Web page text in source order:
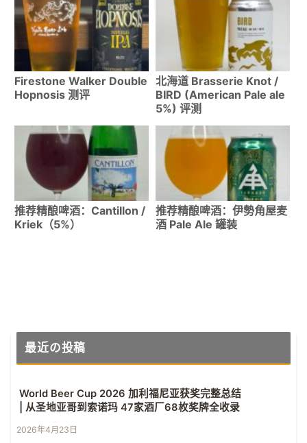
Firestone Walker Double
Hopnosis 测评
北海道 Brasserie Knot /
BIRD (American Pale ale
5%) 评测
推荐精酿啤酒：Cantillon /
Kriek（5%）
推荐精酿啤酒：伊勢角屋麦
酒 Pale Ale 罐装
最近の投稿
World Beer Cup 2026 加利福尼亚获奖完整总结
| 从圣地亚哥到索诺玛 47家酒厂68枚奖牌全收录
2026年4月23日